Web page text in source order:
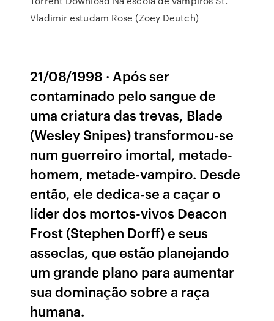
Vladimir estudam Rose (Zoey Deutch)
21/08/1998 · Após ser
contaminado pelo sangue de
uma criatura das trevas, Blade
(Wesley Snipes) transformou-se
num guerreiro imortal, metade-
homem, metade-vampiro. Desde
então, ele dedica-se a caçar o
líder dos mortos-vivos Deacon
Frost (Stephen Dorff) e seus
asseclas, que estão planejando
um grande plano para aumentar
sua dominação sobre a raça
humana.